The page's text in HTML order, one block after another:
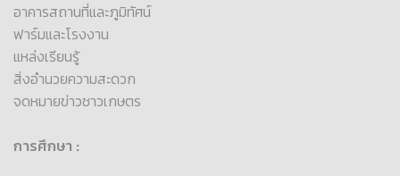
อาคารสถานที่และภูมิทัศน์
ฟาร์มและโรงงาน
แหล่งเรียนรู้
สิ่งอำนวยความสะดวก
จดหมายข่าวชาวเกษตร
การศึกษา :